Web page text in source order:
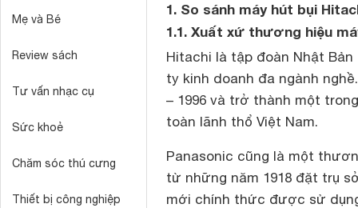
Mẹ và Bé
Review sách
Tư vấn nhạc cụ
Sức khoẻ
Chăm sóc thú cưng
Thiết bị công nghiệp
1. So sánh máy hút bụi
1.1. Xuất xứ thương hiệu
Hitachi là tập đoàn Nhật
ty kinh doanh đa ngành
– 1996 và trở thành một
toàn lãnh thổ Việt Nam.
Panasonic cũng là một
từ những năm 1918 đặt trụ
mới chính thức được sử